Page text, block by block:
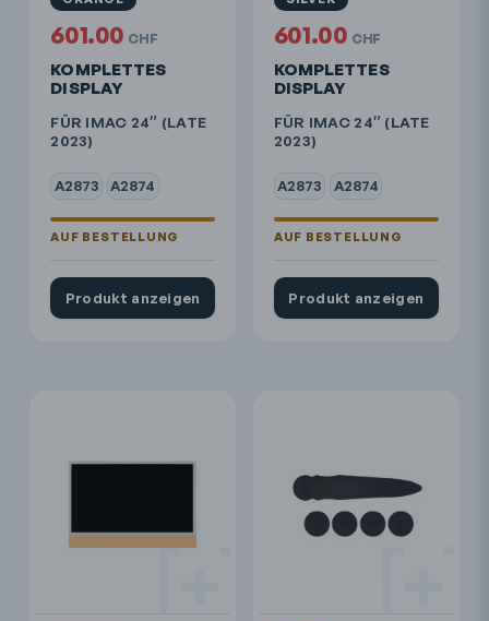
KOMPLETTES
DISPLAY
FÜR IMAC 24″ (LATE
2023)
A2873 A2874
601.00 CHF
Produkt anzeigen
KOMPLETTES
DISPLAY
FÜR IMAC 24″ (LATE
2023)
A2873 A2874
601.00 CHF
Produkt anzeigen